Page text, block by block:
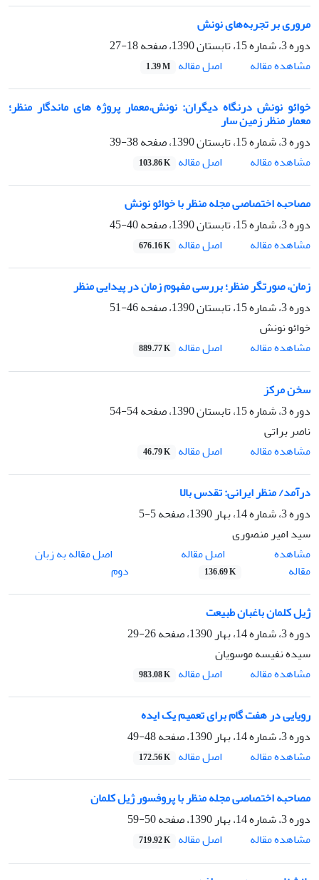
مروری بر تجربه‌های نونش
دوره 3، شماره 15، تابستان 1390، صفحه
18-27
مشاهده مقاله
اصل مقاله 1.39 M
خوائو نونش درنگاه دیگران: نونش،معمار پروژه های ماندگار منظر؛
معمار منظر زمین سار
دوره 3، شماره 15، تابستان 1390، صفحه
38-39
مشاهده مقاله
اصل مقاله 103.86 K
مصاحبه اختصاصی مجله منظر با خوائو نونش
دوره 3، شماره 15، تابستان 1390، صفحه
40-45
مشاهده مقاله
اصل مقاله 676.16 K
زمان، صورتگر منظر؛ بررسی مفهوم زمان در پیدایی منظر
دوره 3، شماره 15، تابستان 1390، صفحه
46-51
خوائو نونش
مشاهده مقاله
اصل مقاله 889.77 K
سخن مرکز
دوره 3، شماره 15، تابستان 1390، صفحه
54-54
ناصر براتی
مشاهده مقاله
اصل مقاله 46.79 K
درآمد/ منظر ایرانی: تقدس بالا
دوره 3، شماره 14، بهار 1390، صفحه
5-5
سید امیر منصوری
مشاهده
مقاله
اصل مقاله
136.69 K
اصل مقاله به زبان
دوم
ژیل کلمان باغبان طبیعت
دوره 3، شماره 14، بهار 1390، صفحه
26-29
سیده نفیسه موسویان
مشاهده مقاله
اصل مقاله 983.08 K
رویایی در هفت گام برای تعمیم یک ایده
دوره 3، شماره 14، بهار 1390، صفحه
48-49
مشاهده مقاله
اصل مقاله 172.56 K
مصاحبه اختصاصی مجله منظر با پروفسور ژیل کلمان
دوره 3، شماره 14، بهار 1390، صفحه
50-59
مشاهده مقاله
اصل مقاله 719.92 K